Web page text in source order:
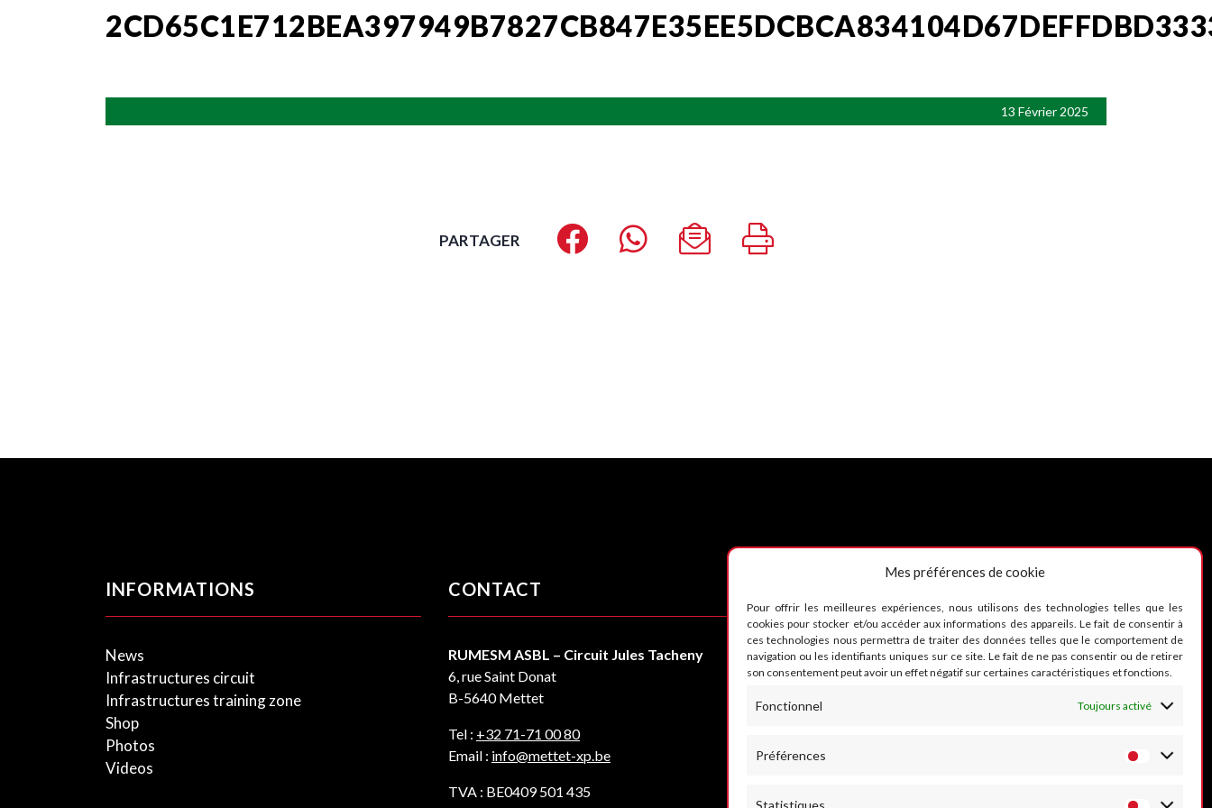
Mes préférences de cookie
Pour offrir les meilleures expériences, nous utilisons des technologies telles que les
cookies pour stocker et/ou accéder aux informations des appareils. Le fait de consentir à
ces technologies nous permettra de traiter des données telles que le comportement de
navigation ou les identifiants uniques sur ce site. Le fait de ne pas consentir ou de retirer
son consentement peut avoir un effet négatif sur certaines caractéristiques et fonctions.
Fonctionnel Toujours activé
Préférences
Statistiques
13 Février 2025
PARTAGER
INFORMATIONS
News
Infrastructures circuit
Infrastructures training zone
Shop
Photos
Videos
CONTACT
RUMESM ASBL – Circuit Jules Tacheny
6, rue Saint Donat
B-5640 Mettet
Tel : +32 71-71 00 80
Email : info@mettet-xp.be
TVA : BE0409 501 435